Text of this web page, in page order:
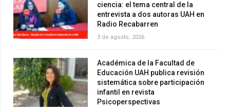
ciencia: el tema central de la
entrevista a dos autoras UAH en
Radio Recabarren
3 de agosto, 2026
Académica de la Facultad de
Educación UAH publica revisión
sistemática sobre participación
infantil en revista
Psicoperspectivas